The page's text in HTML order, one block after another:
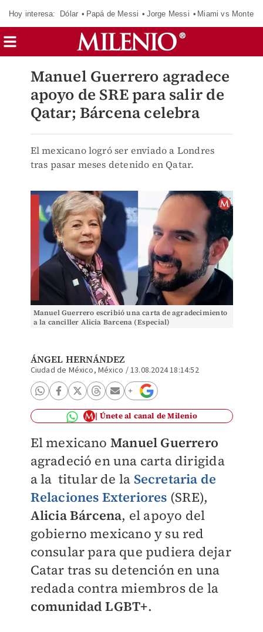
Hoy interesa: Dólar Papá de Messi Jorge Messi Miami vs
Manuel Guerrero agradece
apoyo de SRE para salir de
Qatar; Bárcena celebra
El mexicano logró ser enviado a Londres
tras pasar meses detenido en Qatar.
Manuel Guerrero escribió una carta de agradecimiento
a la canciller Alicia Barcena (Especial)
ÁNGEL HERNÁNDEZ
Ciudad de México, México /13.08.2024 18:14:52
Únete al canal de Milenio
El mexicano Manuel Guerrero
agradeció en una carta dirigida
a la titular de la Secretaria de
Relaciones Exteriores (SRE),
Alicia Bárcena, el apoyo del
gobierno mexicano y su red
consular para que pudiera dejar
Catar tras su detención en una
redada contra miembros de la
comunidad LGBT+.